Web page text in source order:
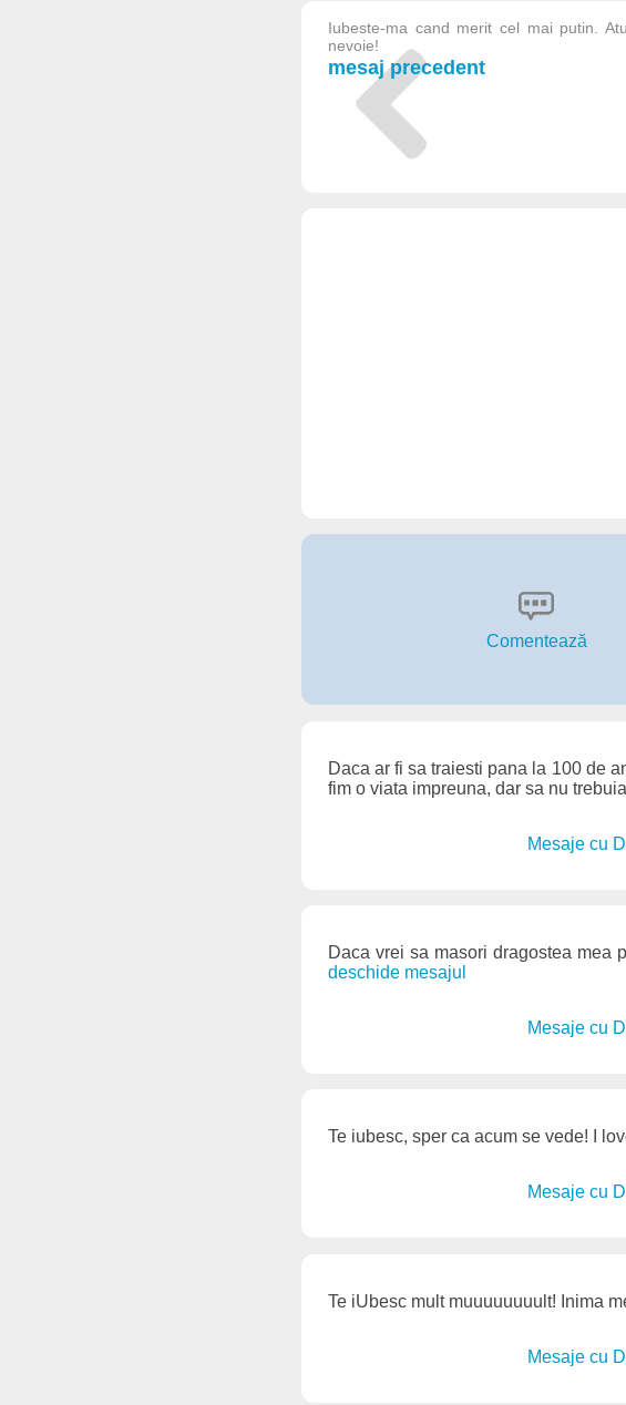
Iubeste-ma cand merit cel mai putin.
nevoie!
mesaj precedent
Comentează
Daca ar fi sa traiesti pana la 100 de
fim o viata impreuna, dar sa nu
Mesaje cu
Daca vrei sa masori dragostea mea
deschide mesajul
Mesaje cu
Te iubesc, sper ca acum se vede! I
Mesaje cu
Te iUbesc mult muuuuuuuult! Inima
Mesaje cu